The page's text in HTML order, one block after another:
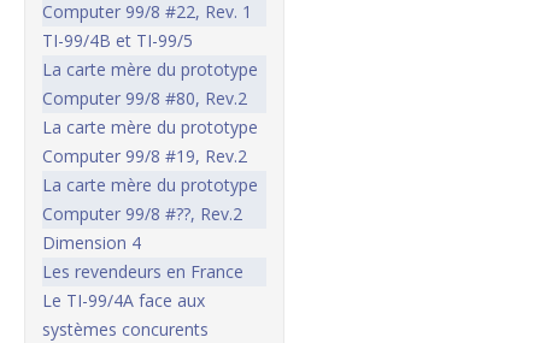
Computer 99/8 #22, Rev. 1
TI-99/4B et TI-99/5
La carte mère du prototype
Computer 99/8 #80, Rev.2
La carte mère du prototype
Computer 99/8 #19, Rev.2
La carte mère du prototype
Computer 99/8 #??, Rev.2
Dimension 4
Les revendeurs en France
Le TI-99/4A face aux
systèmes concurents